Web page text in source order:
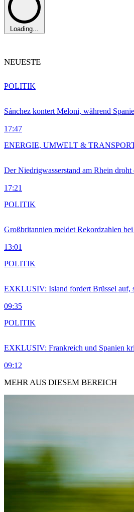
Loading...
NEUESTE
Sánchez kontert Meloni, während
17:47
POLITIK
Der Niedrigwasserstand am Rhein
17:21
ENERGIE, UMWELT &
Großbritannien meldet Rekordzahlen
13:01
POLITIK
EXKLUSIV: Island fordert Brüssel auf,
09:35
POLITIK
EXKLUSIV: Frankreich und Spanien
09:12
POLITIK
MEHR AUS DIESEM BEREICH